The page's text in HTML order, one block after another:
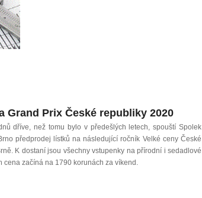
Grand Prix České republiky 2020
dříve, než tomu bylo v předešlých letech, spouští Spolek
předprodej lístků na následující ročník Velké ceny České
K dostaní jsou všechny vstupenky na přírodní i sedadlové
cena začíná na 1790 korunách za víkend.